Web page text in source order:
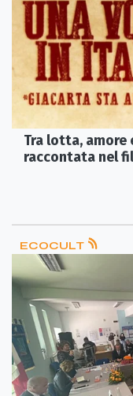
Tra lotta, amore
raccontata nel
ECOCULT